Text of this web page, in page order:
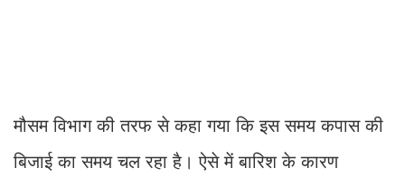
मौसम विभाग की तरफ से कहा गया ​कि इस समय कपास की
बिजाई का समय चल रहा है। ऐसे में बारिश के कारण